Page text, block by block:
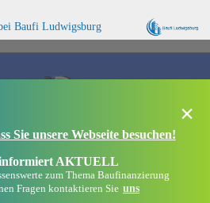
Baufi Ludwigsburg
×
Sie unsere Webseite besuchen!
AKTUELL
zum Thema Baufinanzierung
Fragen kontaktieren Sie uns